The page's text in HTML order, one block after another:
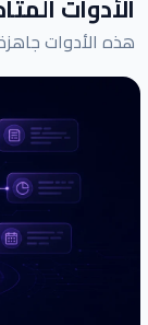
الأدوات
هذه الأدوات